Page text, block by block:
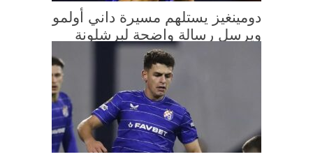
دومينغيز يستلهم مسيرة داني أولمو
ويرسل رسالة واضحة لبرشلونة